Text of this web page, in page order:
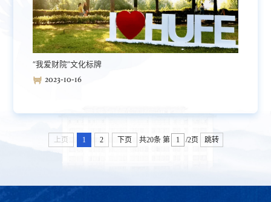
“我爱财院”文化标牌
2023-10-16
上页 1 2 下页 共20条 第 /2页 跳转